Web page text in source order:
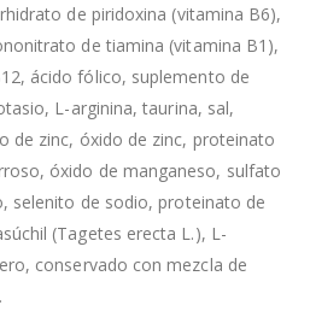
de piridoxina (vitamina B6),
de tiamina (vitamina B1),
ácido fólico, suplemento de
L-arginina, taurina, sal,
de zinc, óxido de zinc, proteinato
óxido de manganeso, sulfato
selenito de sodio, proteinato de
(Tagetes erecta L.), L-
conservado con mezcla de